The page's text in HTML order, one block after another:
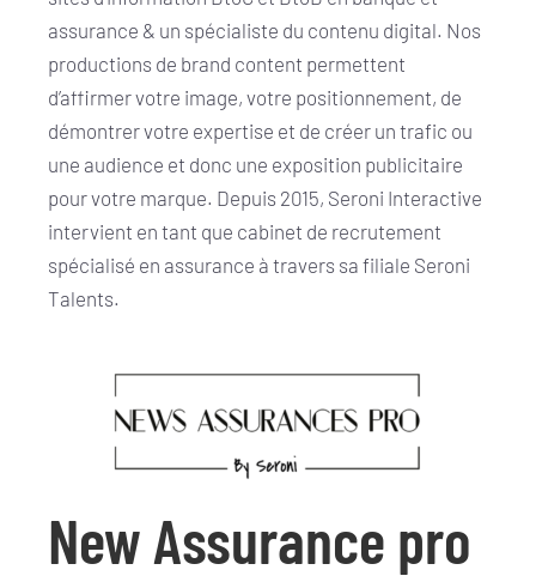
assurance & un spécialiste du contenu digital. Nos
productions de brand content permettent
d’affirmer votre image, votre positionnement, de
démontrer votre expertise et de créer un trafic ou
une audience et donc une exposition publicitaire
pour votre marque. Depuis 2015, Seroni Interactive
intervient en tant que cabinet de recrutement
spécialisé en assurance à travers sa filiale Seroni
Talents.
New Assurance pro